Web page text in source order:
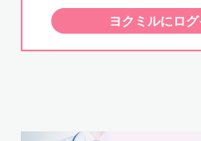
ヨクミルにロ